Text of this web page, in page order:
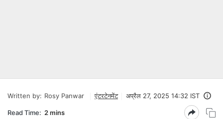
Written by: Rosy Panwar एंटरटेनमेंट अप्रैल 27, 2025 14:32 IST
Read Time: 2 mins